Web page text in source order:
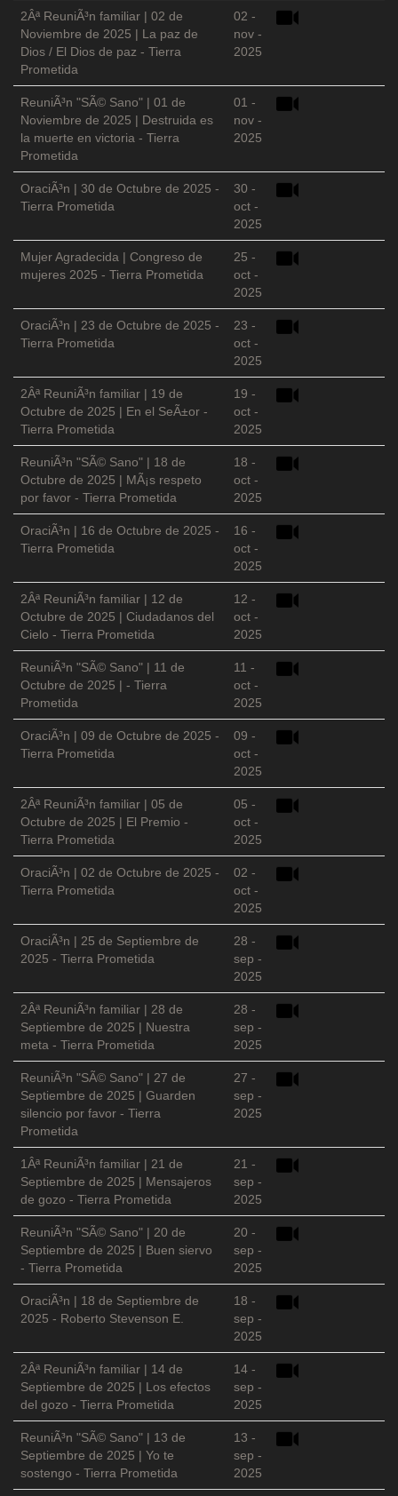
2Âª ReuniÃ³n familiar | 02 de
Noviembre de 2025 | La paz de
Dios / El Dios de paz - Tierra
Prometida
02 -
nov -
2025
ReuniÃ³n "SÃ© Sano" | 01 de
Noviembre de 2025 | Destruida es
la muerte en victoria - Tierra
Prometida
01 -
nov -
2025
OraciÃ³n | 30 de Octubre de 2025 -
Tierra Prometida
30 -
oct -
2025
Mujer Agradecida | Congreso de
mujeres 2025 - Tierra Prometida
25 -
oct -
2025
OraciÃ³n | 23 de Octubre de 2025 -
Tierra Prometida
23 -
oct -
2025
2Âª ReuniÃ³n familiar | 19 de
Octubre de 2025 | En el SeÃ±or -
Tierra Prometida
19 -
oct -
2025
ReuniÃ³n "SÃ© Sano" | 18 de
Octubre de 2025 | MÃ¡s respeto
por favor - Tierra Prometida
18 -
oct -
2025
OraciÃ³n | 16 de Octubre de 2025 -
Tierra Prometida
16 -
oct -
2025
2Âª ReuniÃ³n familiar | 12 de
Octubre de 2025 | Ciudadanos del
Cielo - Tierra Prometida
12 -
oct -
2025
ReuniÃ³n "SÃ© Sano" | 11 de
Octubre de 2025 | - Tierra
Prometida
11 -
oct -
2025
OraciÃ³n | 09 de Octubre de 2025 -
Tierra Prometida
09 -
oct -
2025
2Âª ReuniÃ³n familiar | 05 de
Octubre de 2025 | El Premio -
Tierra Prometida
05 -
oct -
2025
OraciÃ³n | 02 de Octubre de 2025 -
Tierra Prometida
02 -
oct -
2025
OraciÃ³n | 25 de Septiembre de
2025 - Tierra Prometida
28 -
sep -
2025
2Âª ReuniÃ³n familiar | 28 de
Septiembre de 2025 | Nuestra
meta - Tierra Prometida
28 -
sep -
2025
ReuniÃ³n "SÃ© Sano" | 27 de
Septiembre de 2025 | Guarden
silencio por favor - Tierra
Prometida
27 -
sep -
2025
1Âª ReuniÃ³n familiar | 21 de
Septiembre de 2025 | Mensajeros
de gozo - Tierra Prometida
21 -
sep -
2025
ReuniÃ³n "SÃ© Sano" | 20 de
Septiembre de 2025 | Buen siervo
- Tierra Prometida
20 -
sep -
2025
OraciÃ³n | 18 de Septiembre de
2025 - Roberto Stevenson E.
18 -
sep -
2025
2Âª ReuniÃ³n familiar | 14 de
Septiembre de 2025 | Los efectos
del gozo - Tierra Prometida
14 -
sep -
2025
ReuniÃ³n "SÃ© Sano" | 13 de
Septiembre de 2025 | Yo te
sostengo - Tierra Prometida
13 -
sep -
2025